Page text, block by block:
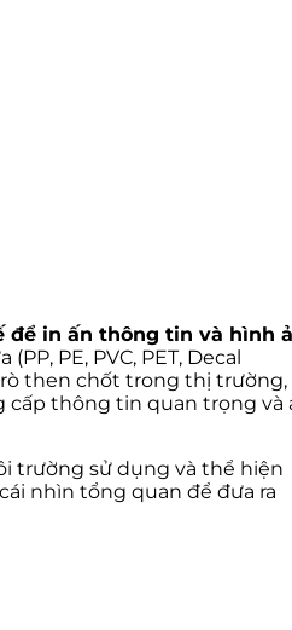
để in ấn thông tin và hình
PE, PVC, PET, Decal
then chốt trong thị trường,
thông tin quan trọng và
trường sử dụng và thể hiện
nhìn tổng quan để đưa ra